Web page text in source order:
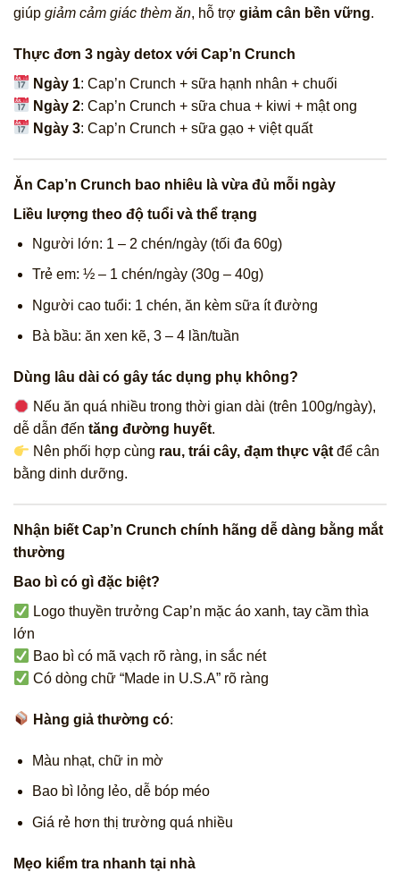
giúp giảm cảm giác thèm ăn, hỗ trợ giảm cân bền vững.
Thực đơn 3 ngày detox với Cap’n Crunch
Ngày 1: Cap’n Crunch + sữa hạnh nhân + chuối
Ngày 2: Cap’n Crunch + sữa chua + kiwi + mật ong
Ngày 3: Cap’n Crunch + sữa gạo + việt quất
Ăn Cap’n Crunch bao nhiêu là vừa đủ mỗi ngày
Liều lượng theo độ tuổi và thể trạng
Người lớn: 1 – 2 chén/ngày (tối đa 60g)
Trẻ em: ½ – 1 chén/ngày (30g – 40g)
Người cao tuổi: 1 chén, ăn kèm sữa ít đường
Bà bầu: ăn xen kẽ, 3 – 4 lần/tuần
Dùng lâu dài có gây tác dụng phụ không?
Nếu ăn quá nhiều trong thời gian dài (trên 100g/ngày),
dễ dẫn đến tăng đường huyết.
Nên phối hợp cùng rau, trái cây, đạm thực vật để cân
bằng dinh dưỡng.
Nhận biết Cap’n Crunch chính hãng dễ dàng bằng mắt
thường
Bao bì có gì đặc biệt?
Logo thuyền trưởng Cap’n mặc áo xanh, tay cầm thìa
lớn
Bao bì có mã vạch rõ ràng, in sắc nét
Có dòng chữ “Made in U.S.A” rõ ràng
Hàng giả thường có:
Màu nhạt, chữ in mờ
Bao bì lỏng lẻo, dễ bóp méo
Giá rẻ hơn thị trường quá nhiều
Mẹo kiểm tra nhanh tại nhà